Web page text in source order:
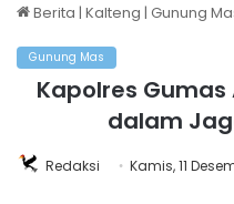
Berita | Kalteng | Gunung
Gunung Mas
Kapolres Gumas
dalam
Redaksi Kamis, 11